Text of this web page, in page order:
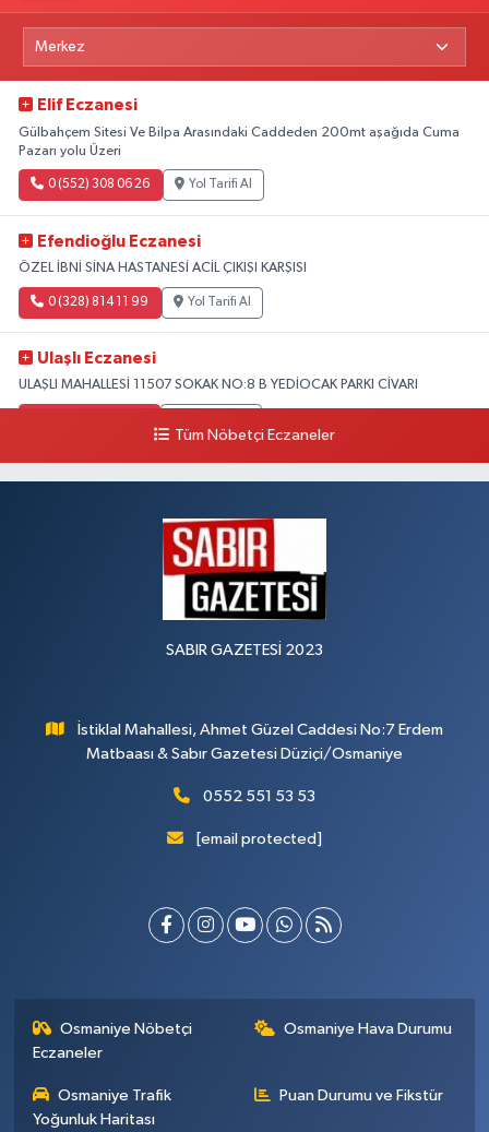
Elif Eczanesi
Gülbahçem Sitesi Ve Bilpa Arasındaki Caddeden 200mt aşağıda Cuma
Pazarı yolu Üzeri
0 (552) 308 06 26 Yol Tarifi Al
Efendioğlu Eczanesi
ÖZEL İBNİ SİNA HASTANESİ ACİL ÇIKIŞI KARŞISI
0 (328) 814 11 99 Yol Tarifi Al
Ulaşlı Eczanesi
ULAŞLI MAHALLESİ 11507 SOKAK NO:8 B YEDİOCAK PARKI CİVARI
Tüm Nöbetçi Eczaneler
SABIR GAZETESİ 2023
İstiklal Mahallesi, Ahmet Güzel Caddesi No:7 Erdem
Matbaası & Sabır Gazetesi Düziçi/Osmaniye
0552 551 53 53
[email protected]
Osmaniye Nöbetçi
Eczaneler
Osmaniye Hava Durumu
Osmaniye Trafik
Yoğunluk Haritası
Puan Durumu ve Fikstür